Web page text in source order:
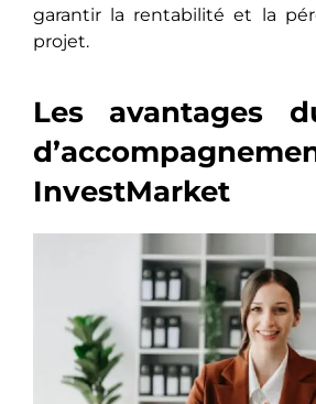
garantir la rentabilité et la
projet.
Les avantages
InvestMarket